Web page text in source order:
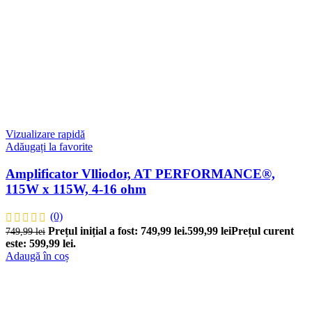
Vizualizare rapidă
Adăugați la favorite
Amplificator Vlliodor, AT PERFORMANCE®,
115W x 115W, 4-16 ohm
(0)
749,99lei Prețul inițial a fost: 749,99 lei.599,99 leiPrețul curent
este: 599,99 lei.
Adaugă în coș